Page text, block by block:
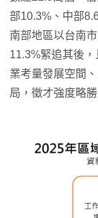
部10.3%、中部
南部地區以台南
11.3%緊追其後
業考量發展空間
局，徵才強度略